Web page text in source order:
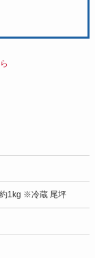
1kg ※冷蔵 尾坪